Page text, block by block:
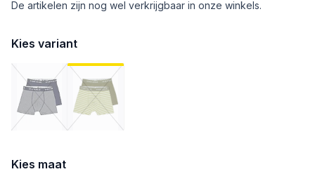
De artikelen zijn nog wel verkrijgbaar in onze winkels.
Kies variant
Kies maat